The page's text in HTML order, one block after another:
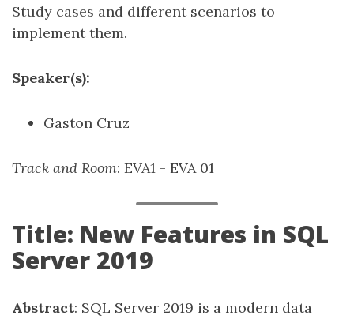
Study cases and different scenarios to
implement them.
Speaker(s):
Gaston Cruz
Track and Room: EVA1 - EVA 01
Title: New Features in SQL
Server 2019
Abstract: SQL Server 2019 is a modern data